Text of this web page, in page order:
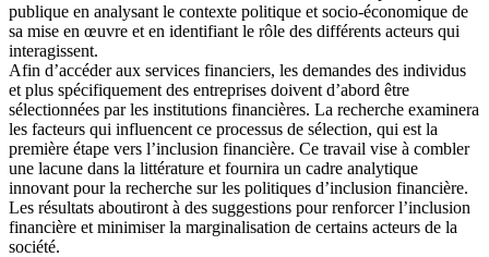
publique en analysant le contexte politique et socio-économique de
sa mise en œuvre et en identifiant le rôle des différents acteurs qui
interagissent.
Afin d’accéder aux services financiers, les demandes des individus
et plus spécifiquement des entreprises doivent d’abord être
sélectionnées par les institutions financières. La recherche examinera
les facteurs qui influencent ce processus de sélection, qui est la
première étape vers l’inclusion financière. Ce travail vise à combler
une lacune dans la littérature et fournira un cadre analytique
innovant pour la recherche sur les politiques d’inclusion financière.
Les résultats aboutiront à des suggestions pour renforcer l’inclusion
financière et minimiser la marginalisation de certains acteurs de la
société.